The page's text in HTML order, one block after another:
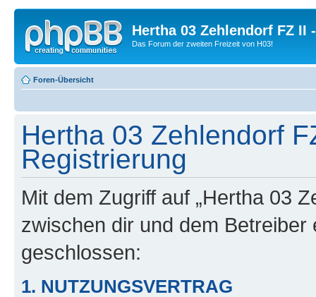
Hertha 03 Zehlendorf FZ II
Das Forum der zweiten Freizeit von H03!
Foren-Übersicht
Hertha 03 Zehlendorf
Registrierung
Mit dem Zugriff auf „Hertha 03
zwischen dir und dem
geschlossen:
1. NUTZUNGSVERTRAG